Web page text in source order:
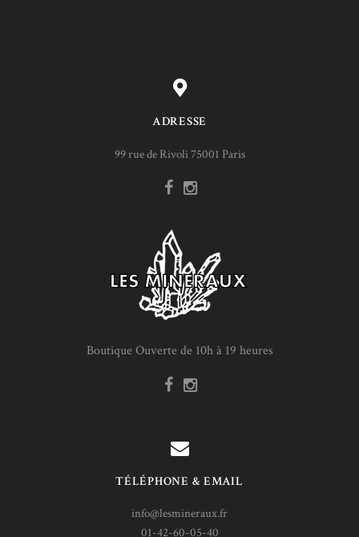
ADRESSE
99 rue de Rivoli 75001 Paris
Boutique Ouverte de 10h à 19 heures
TÉLÉPHONE & EMAIL
info@lesmineraux.fr
01-42-60-05-40